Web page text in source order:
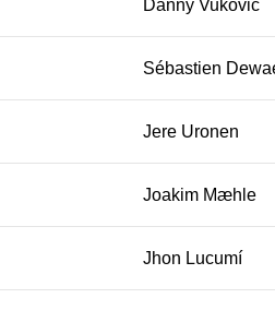
Danny Vuković
Sébastien
Jere Uronen
Joakim Mæhle
Jhon Lucumí